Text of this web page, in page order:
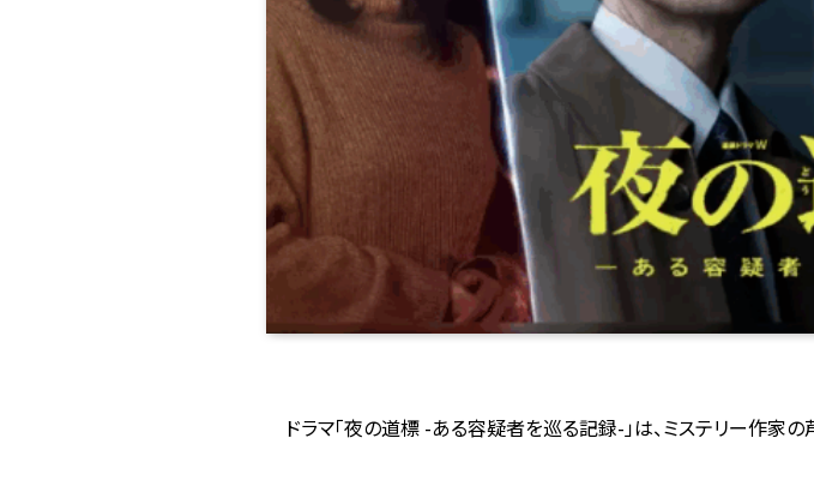
ドラマ「夜の道標 -ある容疑者を巡る記録-」は、ミステリー作家